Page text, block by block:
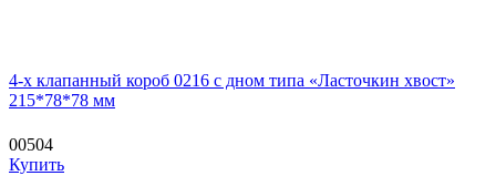
4-х клапанный короб 0216 с дном типа «Ласточкин хвост»
215*78*78 мм
00504
Купить